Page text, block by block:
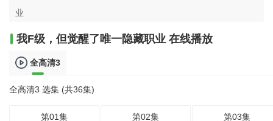
业
我F级，但觉醒了唯一隐藏职业 在线播放
全高清3
全高清3 选集 (共36集)
第01集 第02集 第03集